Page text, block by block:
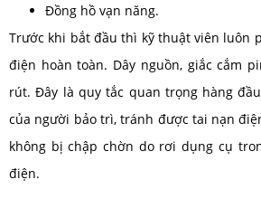
Đồng hồ vạn năng.
Trước khi bắt đầu thì kỹ thuật viên luôn
điện hoàn toàn. Dây nguồn, giắc cắm
rút. Đây là quy tắc quan trọng hàng
của người bảo trì, tránh được tai nạn
không bị chập chờn do rơi dụng cụ
điện.